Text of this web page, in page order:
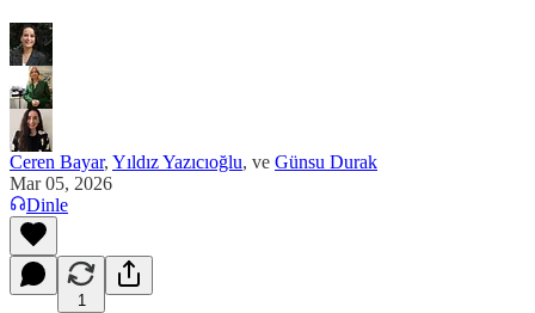
Ceren Bayar, Yıldız Yazıcıoğlu, ve Günsu Durak
Mar 05, 2026
Dinle
1